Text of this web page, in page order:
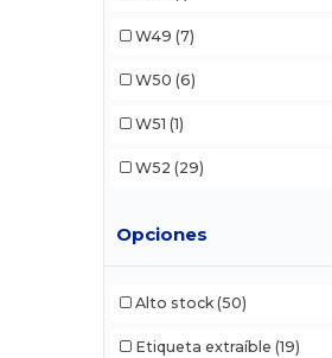
W49 (7)
W50 (6)
W51 (1)
W52 (29)
Opciones
Alto stock (50)
Etiqueta extraíble (19)